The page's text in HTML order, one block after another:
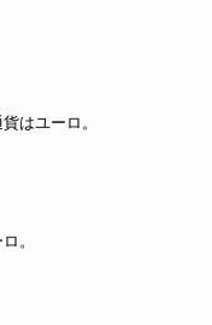
はユーロ。
。